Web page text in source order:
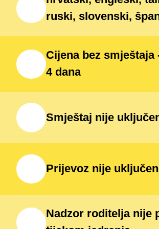
ruski, slovenski,
Cijena bez smještaja
4 dana
Smještaj nije
Prijevoz nije uključen
Nadzor roditelja nije